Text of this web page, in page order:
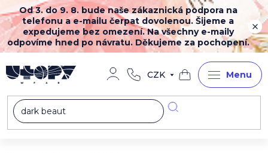
Přejít
na
obsah
Od 3. do 9. 8. bude naše zákaznická podpora na
telefonu a e-mailu čerpat dovolenou. Šijeme a
expedujeme bez omezení. Na všechny e-maily
odpovíme hned po návratu. Děkujeme za pochopení.
CZK
Nákupní
košík